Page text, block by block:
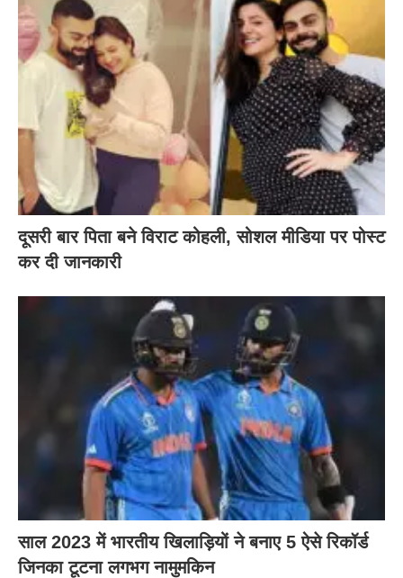
दूसरी बार‌ पिता बने विराट कोहली, सोशल मीडिया पर पोस्ट
कर दी‌ जानकारी
साल 2023 में भारतीय खिलाड़ियों ने बनाए 5 ऐसे रिकॉर्ड
जिनका टूटना लगभग नामुमकिन